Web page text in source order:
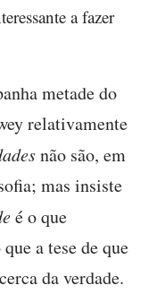
a fazer
metade do
relativamente
não são, em
mas insiste
é o que
a tese de que
da verdade.